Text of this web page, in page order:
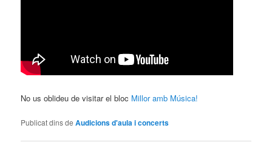
No us oblideu de visitar el bloc Millor amb Música!
Publicat dins de Audicions d'aula i concerts